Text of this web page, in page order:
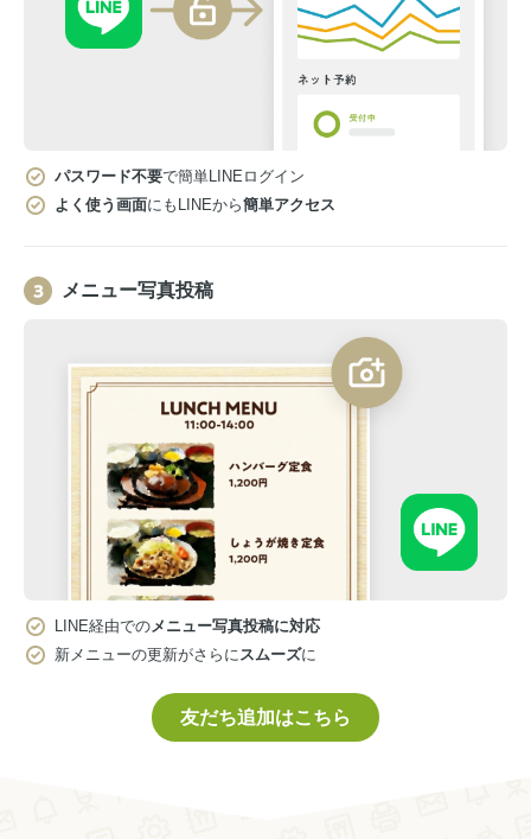
パスワード不要で簡単LINEログイン
よく使う画面にもLINEから簡単アクセス
メニュー写真投稿
LINE経由でのメニュー写真投稿に対応
新メニューの更新がさらにスムーズに
友だち追加はこちら